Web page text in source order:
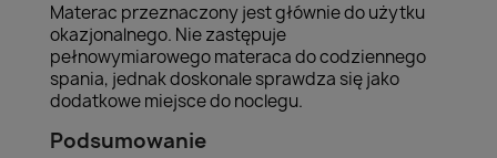
Materac przeznaczony jest głównie do użytku
okazjonalnego. Nie zastępuje
pełnowymiarowego materaca do codziennego
spania, jednak doskonale sprawdza się jako
dodatkowe miejsce do noclegu.
Podsumowanie